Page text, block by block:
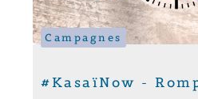
Campagnes
#KasaïNow -